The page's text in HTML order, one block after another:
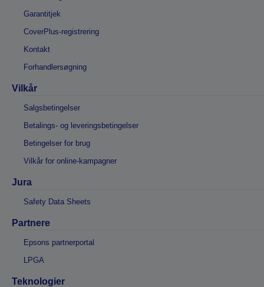
Garantitjek
CoverPlus-registrering
Kontakt
Forhandlersøgning
Vilkår
Salgsbetingelser
Betalings- og leveringsbetingelser
Betingelser for brug
Vilkår for online-kampagner
Jura
Safety Data Sheets
Partnere
Epsons partnerportal
LPGA
Teknologier